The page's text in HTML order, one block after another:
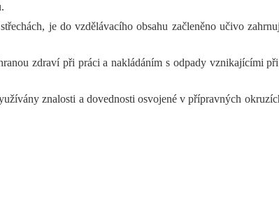
je do vzdělávacího obsahu začleněno učivo
zdraví při práci a nakládáním s odpady vznikajícími
znalosti a dovednosti osvojené v přípravných